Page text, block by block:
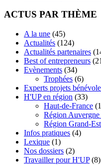
ACTUS PAR THÈME
A la une (45)
Actualités (124)
Actualités partenaires
Best of entrepreneurs
Evènements (34)
Trophées (6)
Experts projets
H'UP en région (33)
Haut-de-France
Région
Région Grand-Est
Infos pratiques (4)
Lexique (1)
Nos dossiers (2)
Travailler pour H'UP(8)